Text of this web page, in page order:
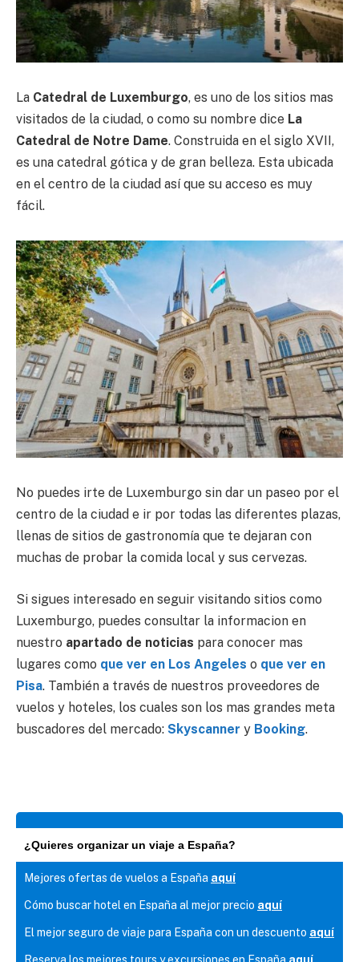
La Catedral de Luxemburgo, es uno de los sitios mas
visitados de la ciudad, o como su nombre dice La
Catedral de Notre Dame. Construida en el siglo XVII,
es una catedral gótica y de gran belleza. Esta ubicada
en el centro de la ciudad así que su acceso es muy
fácil.
No puedes irte de Luxemburgo sin dar un paseo por el
centro de la ciudad e ir por todas las diferentes plazas,
llenas de sitios de gastronomía que te dejaran con
muchas de probar la comida local y sus cervezas.
Si sigues interesado en seguir visitando sitios como
Luxemburgo, puedes consultar la informacion en
nuestro apartado de noticias para conocer mas
lugares como que ver en Los Angeles o que ver en
Pisa. También a través de nuestros proveedores de
vuelos y hoteles, los cuales son los mas grandes meta
buscadores del mercado: Skyscanner y Booking.
¿Quieres organizar un viaje a España?
Mejores ofertas de vuelos a España aquí
Cómo buscar hotel en España al mejor precio aquí
El mejor seguro de viaje para España con un descuento aquí
Reserva los mejores tours y excursiones en España aquí